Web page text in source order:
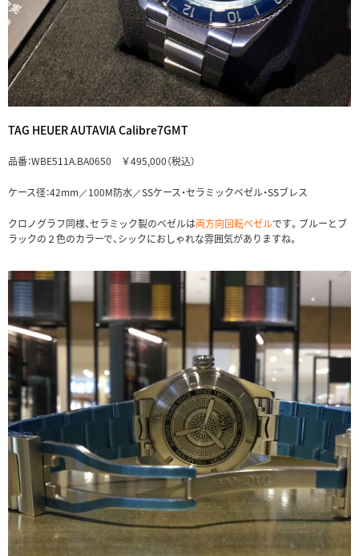
TAG HEUER AUTAVIA Calibre7GMT
品番：WBE511A.BA0650 ￥495,000（税込）
ケース径：42mm／100M防水／SSケース・セラミックベゼル・SSブレス
クロノグラフ同様、セラミック製のベゼルは両方向回転ベゼルです。ブルーとブ
ラックの２色のカラーで、シックにおしゃれな雰囲気がありますね。